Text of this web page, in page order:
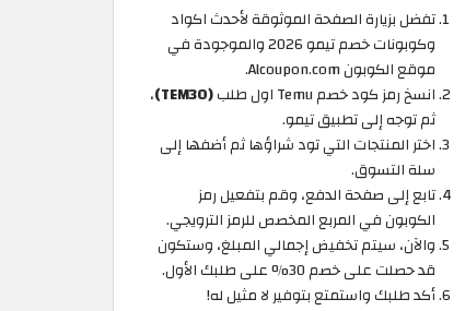
تفضل بزيارة الصفحة الموثوقة لأحدث اكواد
وكوبونات خصم تيمو 2026 والموجودة في
موقع الكوبون Alcoupon.com.
انسخ رمز كود خصم Temu اول طلب
(TEM30)
،
ثم توجه إلى تطبيق تيمو.
اختر المنتجات التي تود شراؤها ثم أضفها إلى
سلة التسوق.
تابع إلى صفحة الدفع، وقم بتفعيل رمز
الكوبون في المربع المخصص للرمز الترويجي.
والآن، سيتم تخفيض إجمالي المبلغ، وستكون
قد حصلت على خصم 30% على طلبك الأول.
أكد طلبك واستمتع بتوفير لا مثيل له!